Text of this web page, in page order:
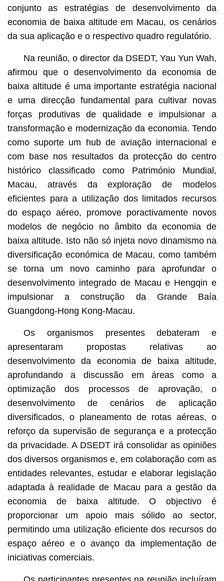
conjunto as estratégias de desenvolvimento da
economia de baixa altitude em Macau, os cenários
da sua aplicação e o respectivo quadro regulatório.
Na reunião, o director da DSEDT, Yau Yun Wah,
afirmou que o desenvolvimento da economia de
baixa altitude é uma importante estratégia nacional
e uma direcção fundamental para cultivar novas
forças produtivas de qualidade e impulsionar a
transformação e modernização da economia. Tendo
como suporte um hub de aviação internacional e
com base nos resultados da protecção do centro
histórico classificado como Património Mundial,
Macau, através da exploração de modelos
eficientes para a utilização dos limitados recursos
do espaço aéreo, promove poractivamente novos
modelos de negócio no âmbito da economia de
baixa altitude. Isto não só injeta novo dinamismo na
diversificação económica de Macau, como também
se torna um novo caminho para aprofundar o
desenvolvimento integrado de Macau e Hengqin e
impulsionar a construção da Grande Baía
Guangdong-Hong Kong-Macau.
Os organismos presentes debateram e
apresentaram propostas relativas ao
desenvolvimento da economia de baixa altitude,
aprofundando a discussão em áreas como a
optimização dos processos de aprovação, o
desenvolvimento de cenários de aplicação
diversificados, o planeamento de rotas aéreas, o
reforço da supervisão de segurança e a protecção
da privacidade. A DSEDT irá consolidar as opiniões
dos diversos organismos e, em colaboração com as
entidades relevantes, estudar e elaborar legislação
adaptada à realidade de Macau para a gestão da
economia de baixa altitude. O objectivo é
proporcionar um apoio mais sólido ao sector,
permitindo uma utilização eficiente dos recursos do
espaço aéreo e o avanço da implementação de
iniciativas comerciais.